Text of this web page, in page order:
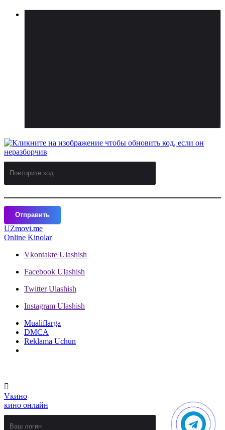
Отправить
UZmovi.me
Online Kinolar
Vkontakte Ulashish
Facebook Ulashish
Twitter Ulashish
Instagram Ulashish
Mualiflarga
DMCA
Reklama Uchun
Vкино
кино онлайн